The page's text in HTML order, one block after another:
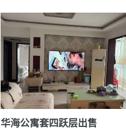
华海公寓套四跃层出售